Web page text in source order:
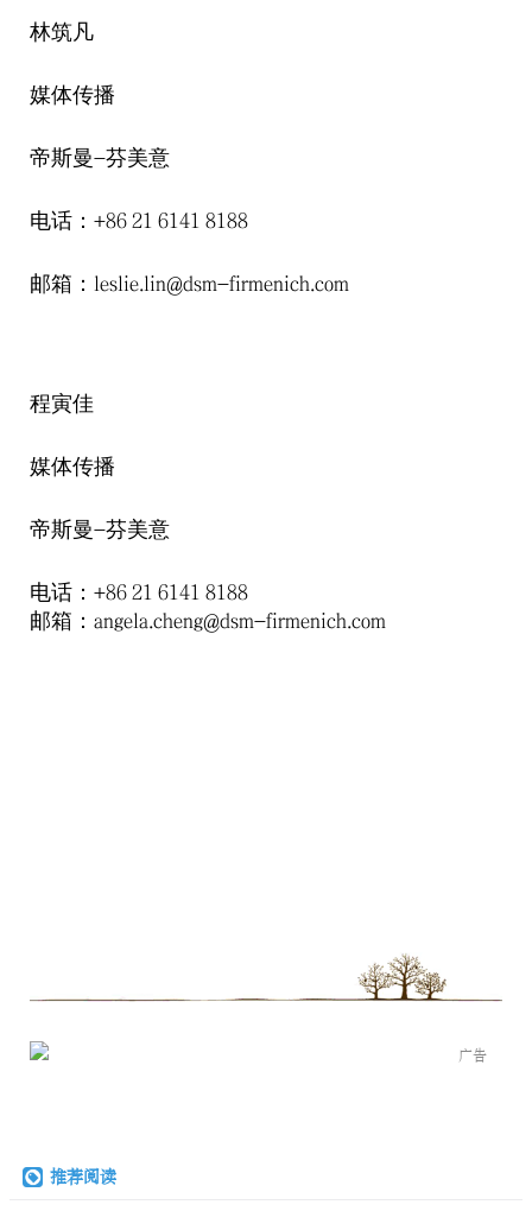
林筑凡
媒体传播
帝斯曼-芬美意
电话： +86 21 6141 8188
邮箱： leslie.lin@dsm-firmenich.com
程寅佳
媒体传播
帝斯曼-芬美意
电话： +86 21 6141 8188
邮箱： angela.cheng@dsm-firmenich.com
广告
推荐阅读